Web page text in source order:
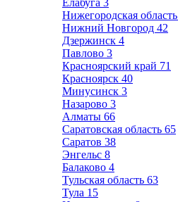
Елабуга 3
Нижегородская область
Нижний Новгород 42
Дзержинск 4
Павлово 3
Красноярский край 71
Красноярск 40
Минусинск 3
Назарово 3
Алматы 66
Саратовская область 65
Саратов 38
Энгельс 8
Балаково 4
Тульская область 63
Тула 15